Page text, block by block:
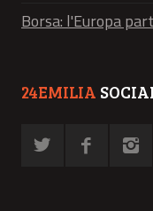
Borsa: l'Europa
24EMILIA